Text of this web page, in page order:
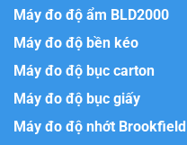
Máy đo độ ẩm BLD2000
Máy đo độ bền kéo
Máy đo độ bục carton
Máy đo độ bục giấy
Máy đo độ nhớt Brookfield